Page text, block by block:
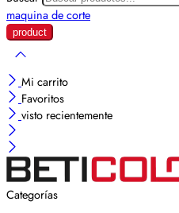
maquina de corte
Mi carrito
Favoritos
visto recientemente
Categorías